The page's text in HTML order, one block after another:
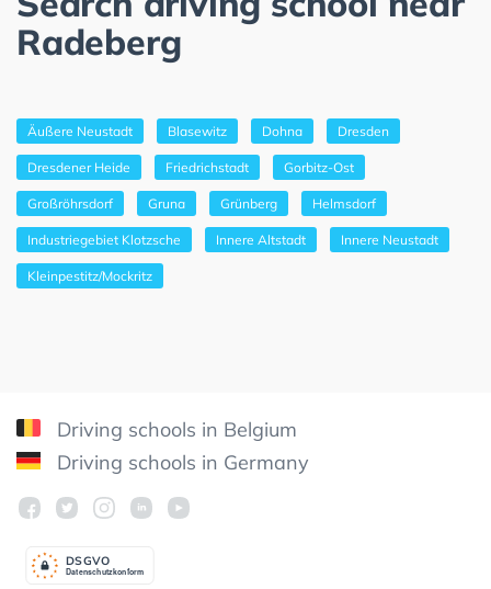
Radeberg
Äußere Neustadt Blasewitz Dohna Dresden
Dresdener Heide Friedrichstadt Gorbitz-Ost
Großröhrsdorf Gruna Grünberg Helmsdorf
Industriegebiet Klotzsche Innere Altstadt Innere Neustadt
Kleinpestitz/Mockritz
Driving schools in Belgium
Driving schools in Germany
Datenschutzkonform
DSGVO